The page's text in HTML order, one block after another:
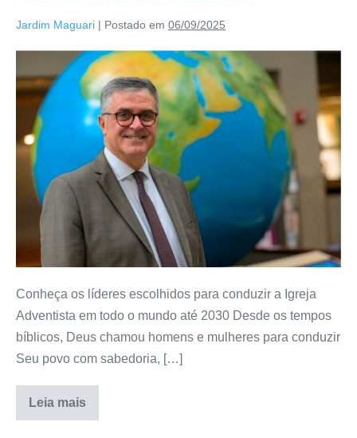
Jardim Maguari | Postado em 06/09/2025
Conheça os líderes escolhidos para conduzir a Igreja
Adventista em todo o mundo até 2030 Desde os tempos
bíblicos, Deus chamou homens e mulheres para conduzir
Seu povo com sabedoria, […]
Leia mais